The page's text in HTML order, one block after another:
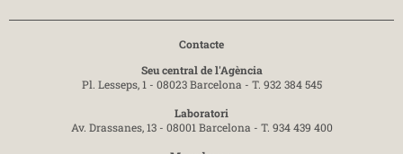
Contacte
Seu central de l'Agència
Pl. Lesseps, 1 - 08023 Barcelona - T. 932 384 545
Laboratori
Av. Drassanes, 13 - 08001 Barcelona - T. 934 439 400